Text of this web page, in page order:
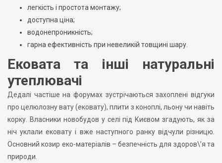
легкість і простота монтажу;
доступна ціна;
водонепроникність;
гарна ефективність при невеликій товщині шару.
Ековата та інші натуральні
утеплювачі
Дедалі частіше на форумах зустрічаються захоплені відгуки
про целюлозну вату (ековату), плити з коноплі, льону чи навіть
корку. Власники новобудов у селі під Києвом згадують, як за
ніч уклали ековату і вже наступного ранку відчули різницю.
Основний козир еко-матеріалів – безпечність для здоров\’я та
природи.